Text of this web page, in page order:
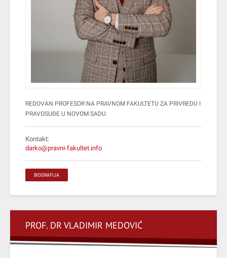
REDOVAN PROFESOR NA PRAVNOM FAKULTETU ZA PRIVREDU I
PRAVOSUĐE U NOVOM SADU.
Kontakt:
darko@pravni-fakultet.info
BIOGRAFIJA
PROF. DR VLADIMIR MEDOVIĆ